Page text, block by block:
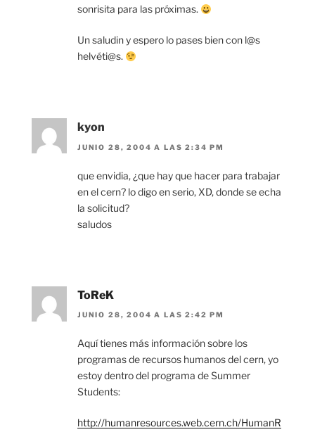
sonrisita para las próximas.
Un saludin y espero lo pases bien con l@s
helvéti@s.
kyon
JUNIO 28, 2004 A LAS 2:34 PM
que envidia, ¿que hay que hacer para trabajar
en el cern? lo digo en serio, XD, donde se echa
la solicitud?
saludos
ToReK
JUNIO 28, 2004 A LAS 2:42 PM
Aquí tienes más información sobre los
programas de recursos humanos del cern, yo
estoy dentro del programa de Summer
Students:
http://humanresources.web.cern.ch/HumanR